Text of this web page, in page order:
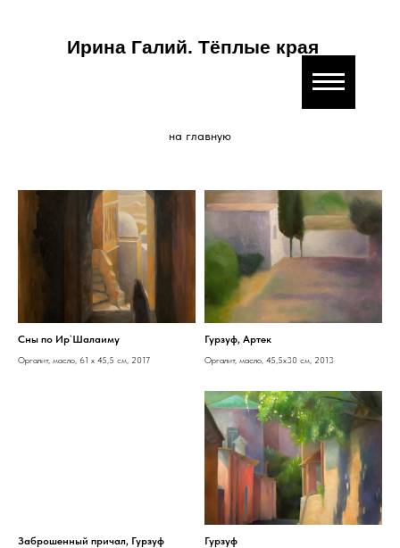
Ирина Галий. Тёплые края
на главную
Сны по Ир`Шалаиму
Оргалит, масло, 61 x 45,5 см, 2017
Гурзуф, Артек
Оргалит, масло, 45,5x30 см, 2013
Заброшенный причал, Гурзуф Гурзуф